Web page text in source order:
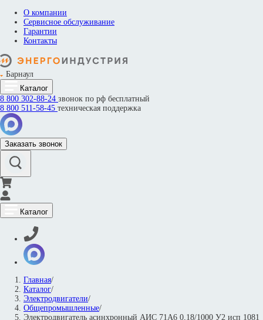
О компании
Сервисное обслуживание
Гарантии
Контакты
Барнаул
Каталог
8 800 302-88-24 звонок по рф бесплатный
8 800 511-58-45 техническая поддержка
Заказать звонок
Каталог
Главная/
Каталог/
Электродвигатели/
Общепромышленные/
Электродвигатель асинхронный АИС 71А6 0,18/1000 У2 исп 1081